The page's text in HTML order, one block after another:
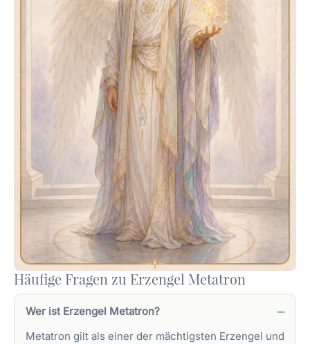
Häufige Fragen zu Erzengel Metatron
Wer ist Erzengel Metatron?
Metatron gilt als einer der mächtigsten Erzengel und